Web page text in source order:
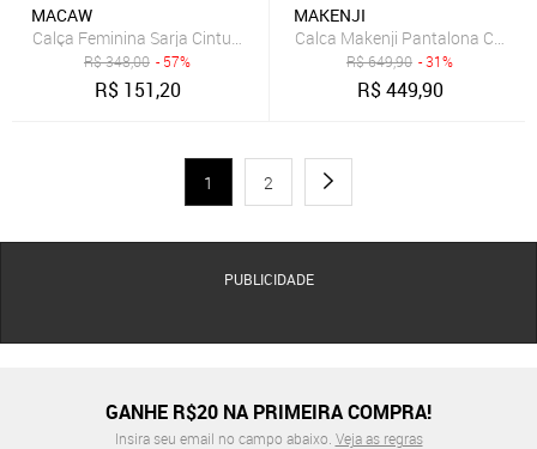
MACAW
R$348,00 - 57%
R$ 151,20
MAKENJI
Calca Makenji Pantalona Com
R$649,90 - 31%
R$449,90
1 2
PUBLICIDADE
GANHE R$20 NA PRIMEIRA COMPRA!
Insira seu email no campo abaixo. Veja as regras